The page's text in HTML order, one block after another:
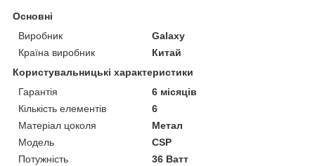
Основні
Виробник
Galaxy
Країна виробник
Китай
Користувальницькі характеристики
Гарантія
6 місяців
Кількість елементів
6
Матеріал цоколя
Метал
Мoдель
CSP
Потужність
36 Ватт